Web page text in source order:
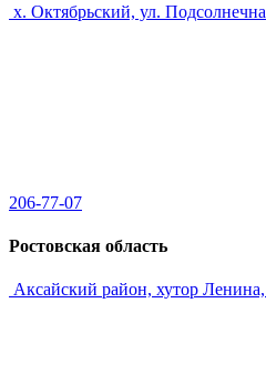
х. Октябрьский, ул.
206-77-07
Ростовская область
Аксайский район, хутор